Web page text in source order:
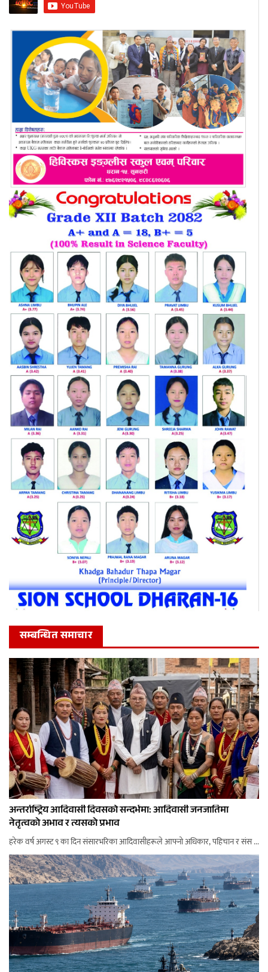
सम्बन्धित समाचार
अन्तर्राष्ट्रिय आदिवासी दिवसको सन्दर्भमा: आदिवासी जनजातिमा
नेतृत्वको अभाव र त्यसको प्रभाव
हरेक वर्ष अगस्ट ९ का दिन संसारभरिका आदिवासीहरूले आफ्नो अधिकार, पहिचान र संस ...